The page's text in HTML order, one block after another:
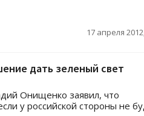
17 апреля
дать зеленый свет
Онищенко заявил, что
у российской стороны не